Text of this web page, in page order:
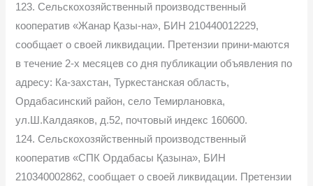
123. Сельскохозяйственный производственный
кооператив «Жанар Қазы-на», БИН 210440012229,
сообщает о своей ликвидации. Претензии прини-маются
в течение 2-х месяцев со дня публикации объявления по
адресу: Ка-захстан, Туркестанская область,
Ордабасинский район, село Темирлановка,
ул.Ш.Калдаяков, д.52, почтовый индекс 160600.
124. Сельскохозяйственный производственный
кооператив «СПК Ордабасы Қазына», БИН
210340002862, сообщает о своей ликвидации. Претензии